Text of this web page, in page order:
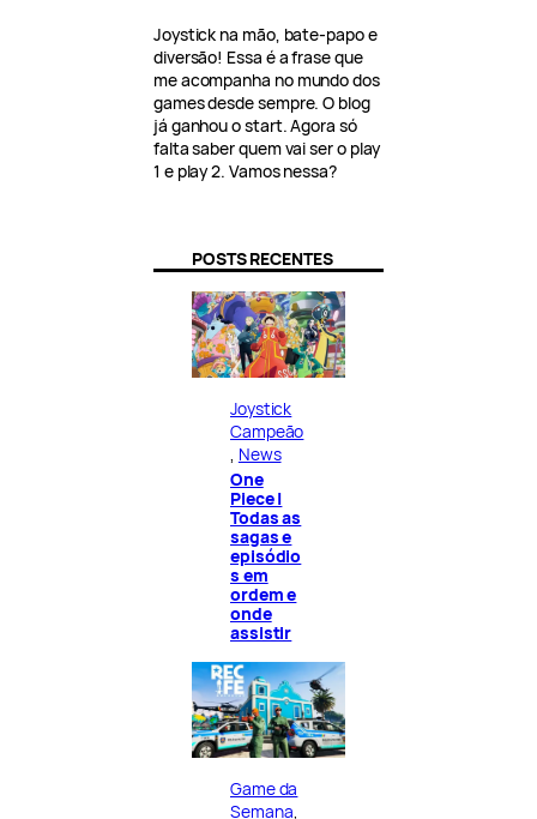
Joystick na mão, bate-papo e
diversão! Essa é a frase que
me acompanha no mundo dos
games desde sempre. O blog
já ganhou o start. Agora só
falta saber quem vai ser o play
1 e play 2. Vamos nessa?
POSTS RECENTES
Joystick
Campeão
News
One
Piece |
Todas as
sagas e
episódio
s em
ordem e
onde
assistir
Game da
Semana